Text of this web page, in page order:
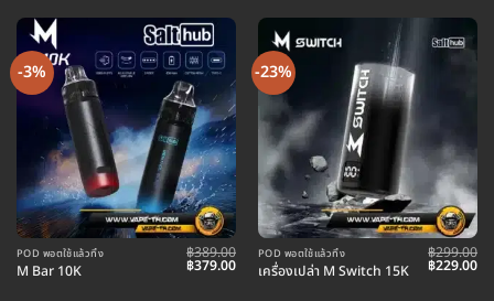
-3%
POD พอตใช้แล้วทิ้ง
M Bar 10K
฿389.00
Original
฿379.00Current
price
-23%
POD พอตใช้แล้วทิ้ง
เครื่องเปล่า M Switch 15K
฿299.00
Original
฿229.00